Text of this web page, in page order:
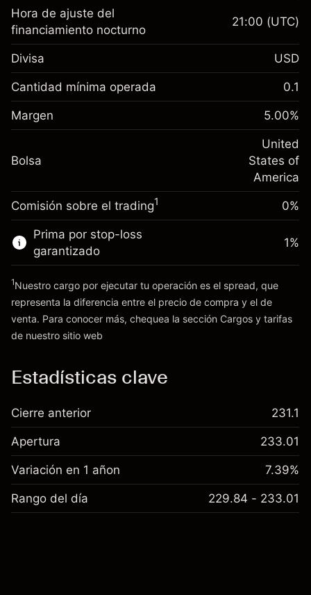
$1,000.00
Ajuste de financiamiento
nocturno
Cargos por el valor total de la
posición
%
(-$4.31)
Tamaño de la operación con apalancamiento
~$20,000.00
$19,000.00
Ir a la plataforma
Margen. Tu inversión
$1,000.00
Ajuste de financiamiento
-0.000682
%
(-$0.14)
Tamaño de la operación con apalancamiento
~$20,000.00
Dinero del apalancamiento ~ $
Hora de ajuste del
financiamiento nocturno
21:00 (UTC)
Divisa USD
Cantidad mínima operada 0.1
Margen 5.00%
Bolsa
United
States of
America
Comisión sobre el trading1 0%
Prima por stop-loss
garantizado
Cargos
1%
1Nuestro cargo por ejecutar tu operación es el spread, que
representa la diferencia entre el precio de compra y el de
venta. Para conocer más, chequea la sección Cargos y tarifas
de nuestro sitio web
Estadísticas clave
Cierre anterior 231.1
Apertura 233.01
Variación en 1 añon 7.39%
Rango del día 229.84 - 233.01